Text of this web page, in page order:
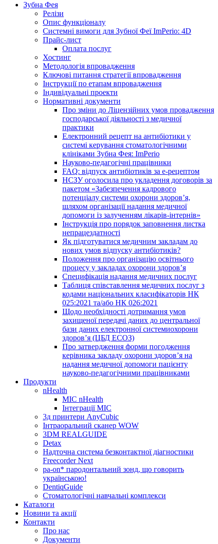
Зубна Фея
Релізи
Опис функціоналу
Системні вимоги для Зубної Феї ImPerio: 4D
Прайс-лист
Оплата послуг
Хостинг
Методологія впровадження
Ключові питання стратегії впровадження
Інструкції по етапам впровадження
Індивідуальні проекти
Нормативні документи
Про зміни до Ліцензійних умов провадження
господарської діяльності з медичної
практики
Електронний рецепт на антибіотики у
системі керування стоматологічними
клініками Зубна Фея: ImPerio
Науково-педагогічні працівники
FAQ: відпуск антибіотиків за е-рецептом
НСЗУ оголосила про укладення договорів за
пакетом «Забезпечення кадрового
потенціалу системи охорони здоров’я,
шляхом організації надання медичної
допомоги із залученням лікарів-інтернів»
Інструкція про порядок заповнення листка
непрацездатності
Як підготуватися медичним закладам до
нових умов відпуску антибіотиків?
Положення про організацію освітнього
процесу у закладах охорони здоров’я
Специфікація надання медичних послуг
Таблиця співставлення медичних послуг з
кодами національних класифікаторів НК
025:2021 та/або НК 026:2021
Щодо необхідності дотримання умов
захищеної передачі даних до центральної
бази даних електронної системиохорони
здоров’я (ЦБД ЕСОЗ)
Про затвердження форми погодження
керівника закладу охорони здоров’я на
надання медичної допомоги пацієнту
науково-педагогічними працівниками
Продукти
nHealth
МІС nHealth
Інтеграції МІС
3д принтери AnyCubic
Інтраоральний сканер WOW
3DM REALGUIDE
Detax
Надточна система безконтактної діагностики
Freecorder Next
pa-on* пародонтальний зонд, що говорить
українською!
DentiqGuide
Стоматологічні навчальні комплекси
Каталоги
Новини та акції
Контакти
Про нас
Документи